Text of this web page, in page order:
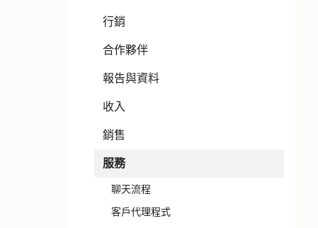
行銷
合作夥伴
報告與資料
收入
銷售
服務
聊天流程
客戶代理程式